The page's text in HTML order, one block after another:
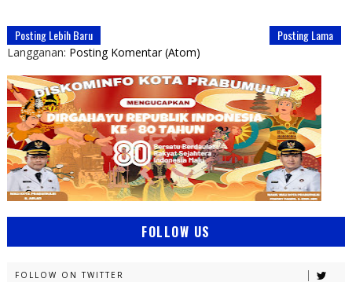
Posting Lebih Baru Posting Lama
Langganan: Posting Komentar (Atom)
FOLLOW US
FOLLOW ON TWITTER